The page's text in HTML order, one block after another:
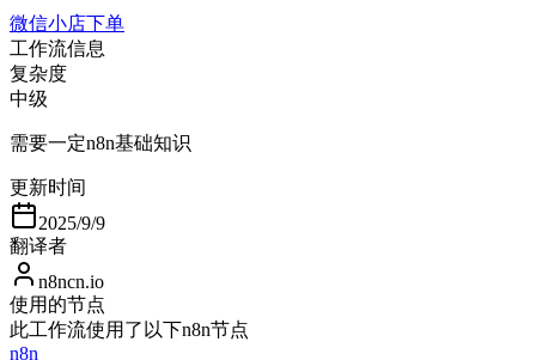
微信小店下单
工作流信息
复杂度
中级
需要一定n8n基础知识
更新时间
2025/9/9
翻译者
n8ncn.io
使用的节点
此工作流使用了以下n8n节点
n8n